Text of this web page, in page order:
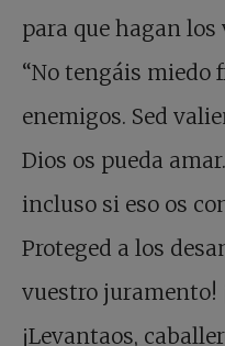
para que hagan los
“No tengáis miedo
enemigos. Sed
Dios os pueda
incluso si eso os
Proteged a los
vuestro juramento!
¡Levantaos,